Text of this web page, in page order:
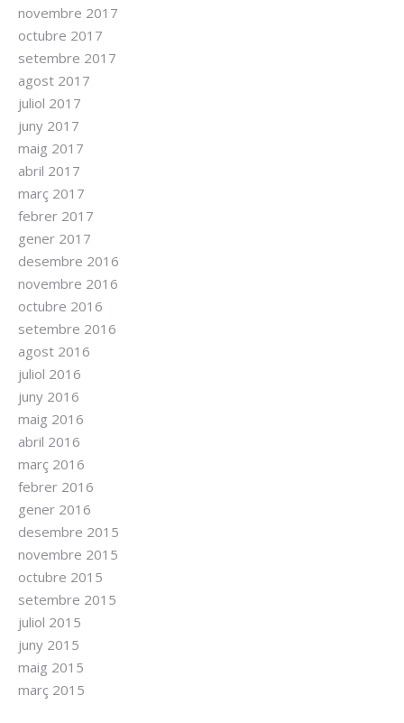
novembre 2017
octubre 2017
setembre 2017
agost 2017
juliol 2017
juny 2017
maig 2017
abril 2017
març 2017
febrer 2017
gener 2017
desembre 2016
novembre 2016
octubre 2016
setembre 2016
agost 2016
juliol 2016
juny 2016
maig 2016
abril 2016
març 2016
febrer 2016
gener 2016
desembre 2015
novembre 2015
octubre 2015
setembre 2015
juliol 2015
juny 2015
maig 2015
març 2015